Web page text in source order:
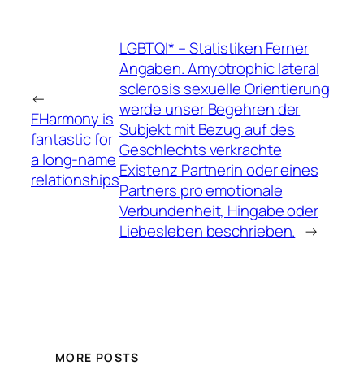
←
EHarmony is
fantastic for
a long-name
relationships
LGBTQI* – Statistiken Ferner
Angaben. Amyotrophic lateral
sclerosis sexuelle Orientierung
werde unser Begehren der
Subjekt mit Bezug auf des
Geschlechts verkrachte
Existenz Partnerin oder eines
Partners pro emotionale
Verbundenheit, Hingabe oder
Liebesleben beschrieben. →
MORE POSTS